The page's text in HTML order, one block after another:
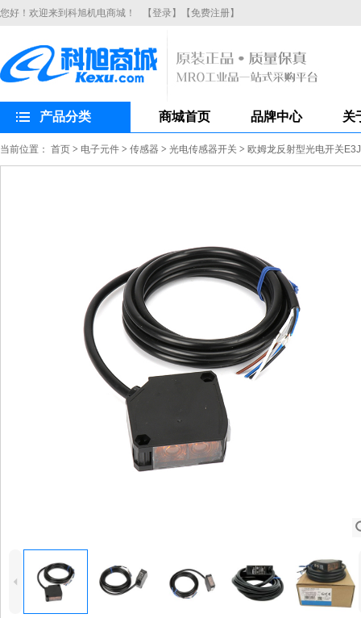
您好！欢迎来到科旭机电商城！ 【登录】 【免费注册】
产品分类 商城首页 品牌中心 关
当前位置： 首页 > 电子元件 > 传感器 > 光电传感器开关 > 欧姆龙反射型光电开关
4